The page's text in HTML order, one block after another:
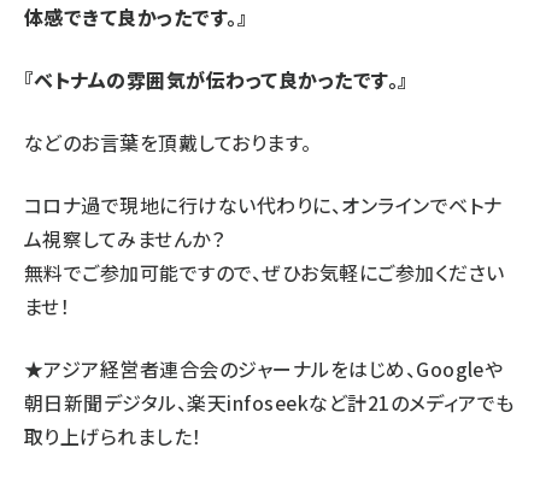
体感できて良かったです。』
『ベトナムの雰囲気が伝わって良かったです。』
などのお言葉を頂戴しております。
コロナ過で現地に行けない代わりに、オンラインでベトナ
ム視察してみませんか？
無料でご参加可能ですので、ぜひお気軽にご参加ください
ませ！
★アジア経営者連合会のジャーナルをはじめ、Googleや
朝日新聞デジタル、楽天infoseekなど計21のメディアでも
取り上げられました！